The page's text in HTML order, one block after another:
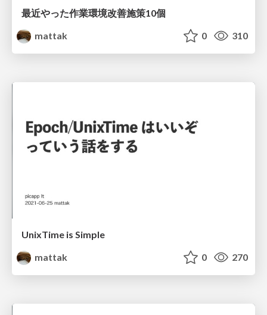
最近やった作業環境改善施策10個
mattak
0 310
UnixTime is Simple
mattak
0 270